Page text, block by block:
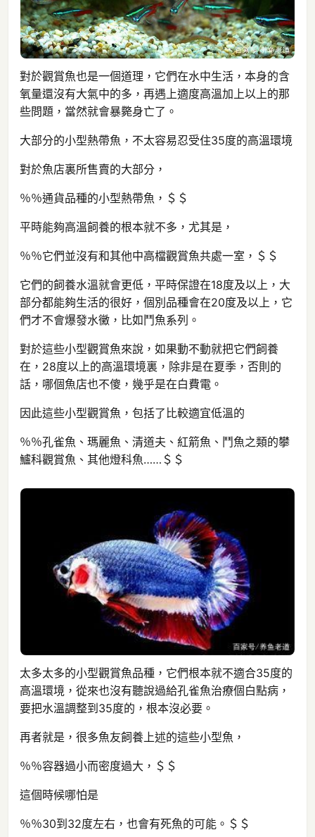
對於觀賞魚也是一個道理，它們在水中生活，本身的含
氧量還沒有大氣中的多，再遇上適度高溫加上以上的那
些問題，當然就會暴斃身亡了。
大部分的小型熱帶魚，不太容易忍受住35度的高溫環境
對於魚店裏所售賣的大部分，
％％通貨品種的小型熱帶魚，＄＄
平時能夠高溫飼養的根本就不多，尤其是，
％％它們並沒有和其他中高檔觀賞魚共處一室，＄＄
它們的飼養水溫就會更低，平時保證在18度及以上，大
部分都能夠生活的很好，個別品種會在20度及以上，它
們才不會爆發水黴，比如鬥魚系列。
對於這些小型觀賞魚來說，如果動不動就把它們飼養
在，28度以上的高溫環境裏，除非是在夏季，否則的
話，哪個魚店也不傻，幾乎是在白費電。
因此這些小型觀賞魚，包括了比較適宜低溫的
％％孔雀魚、瑪麗魚、清道夫、紅箭魚、鬥魚之類的攀
鱸科觀賞魚、其他燈科魚……＄＄
太多太多的小型觀賞魚品種，它們根本就不適合35度的
高溫環境，從來也沒有聽說過給孔雀魚治療個白點病，
要把水溫調整到35度的，根本沒必要。
再者就是，很多魚友飼養上述的這些小型魚，
％％容器過小而密度過大，＄＄
這個時候哪怕是
％％30到32度左右，也會有死魚的可能。＄＄